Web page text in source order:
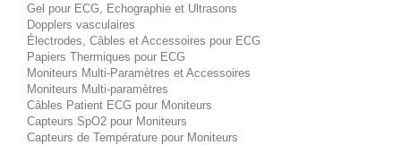
Gel pour ECG, Echographie et Ultrasons
Dopplers vasculaires
Électrodes, Câbles et Accessoires pour ECG
Papiers Thermiques pour ECG
Moniteurs Multi-Paramètres et Accessoires
Moniteurs Multi-paramètres
Câbles Patient ECG pour Moniteurs
Capteurs SpO2 pour Moniteurs
Capteurs de Température pour Moniteurs